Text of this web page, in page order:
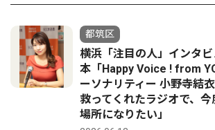
都筑区
横浜「注目の人」インタ
本「Happy Voice ! from
ーソナリティー 小野寺結
救ってくれたラジオで、
場所になりたい」